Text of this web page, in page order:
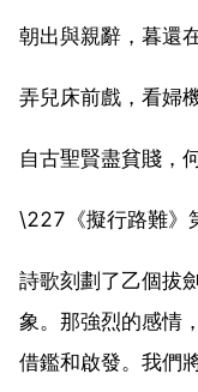
朝出與親辭，暮還
弄兒床前戲，看婦
自古聖賢盡貧賤，
\227《擬行路難》
詩歌刻劃了乙個拔
象。那強烈的感情
借鑑和啟發。我們